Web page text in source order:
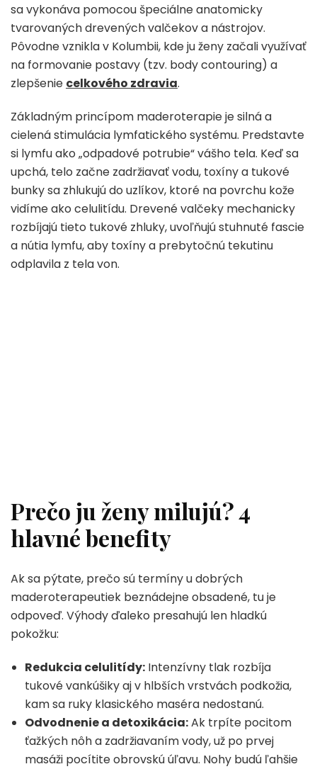
sa vykonáva pomocou špeciálne anatomicky
tvarovaných drevených valčekov a nástrojov.
Pôvodne vznikla v Kolumbii, kde ju ženy začali využívať
na formovanie postavy (tzv. body contouring) a
zlepšenie celkového zdravia.
Základným princípom maderoterapie je silná a
cielená stimulácia lymfatického systému. Predstavte
si lymfu ako „odpadové potrubie“ vášho tela. Keď sa
upchá, telo začne zadržiavať vodu, toxíny a tukové
bunky sa zhlukujú do uzlíkov, ktoré na povrchu kože
vidíme ako celulitídu. Drevené valčeky mechanicky
rozbíjajú tieto tukové zhluky, uvoľňujú stuhnuté fascie
a nútia lymfu, aby toxíny a prebytočnú tekutinu
odplavila z tela von.
Prečo ju ženy milujú? 4
hlavné benefity
Ak sa pýtate, prečo sú termíny u dobrých
maderoterapeutiek beznádejne obsadené, tu je
odpoveď. Výhody ďaleko presahujú len hladkú
pokožku:
Redukcia celulitídy: Intenzívny tlak rozbíja
tukové vankúšiky aj v hlbších vrstvách podkožia,
kam sa ruky klasického maséra nedostanú.
Odvodnenie a detoxikácia:Ak trpíte pocitom
ťažkých nôh a zadržiavaním vody, už po prvej
masáži pocítite obrovskú úľavu. Nohy budú ľahšie